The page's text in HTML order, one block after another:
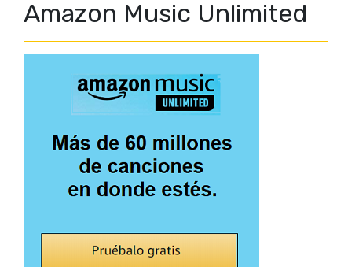
Amazon Music Unlimited